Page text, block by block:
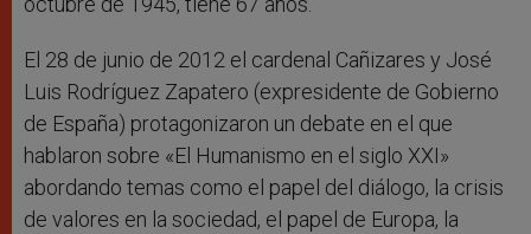
El 28 de junio de 2012 el cardenal Cañizares y José
Luis Rodríguez Zapatero (expresidente de Gobierno
de España) protagonizaron un debate en el que
hablaron sobre «El Humanismo en el siglo XXI»
abordando temas como el papel del diálogo, la crisis
de valores en la sociedad, el papel de Europa, la